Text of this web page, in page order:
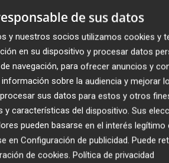
de sus datos
y nuestros socios utilizamos cookies y
en su dispositivo y procesar datos
navegación, para ofrecer anuncios y
sobre la audiencia y mejorar
sus datos para estos y otros
y características del dispositivo. Sus
pueden basarse en el interés
en Configuración de publicidad. Puede
de cookies. Política de privacidad